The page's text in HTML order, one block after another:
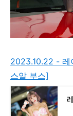
2023.10.22 - 레
스알 부스]